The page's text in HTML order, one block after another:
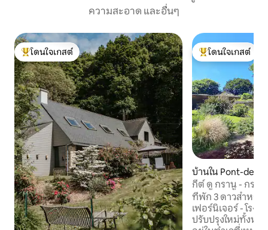
ความสะอาด และอื่นๆ
โดนใจเกสต์ที่สุด
โดนใจเกสต์
โดนใจเกสต์ที่สุด
โดนใจเกสต์
บ้านใน Pont-de-
merch
กีต์ ดู กรานู - กระ
ที่พัก 3 ดาวสำหรับ
เฟอร์นิเจอร์ - โรงกดหินเก่าที่ได้รับการ
ปรับปรุงใหม่ทั้งห